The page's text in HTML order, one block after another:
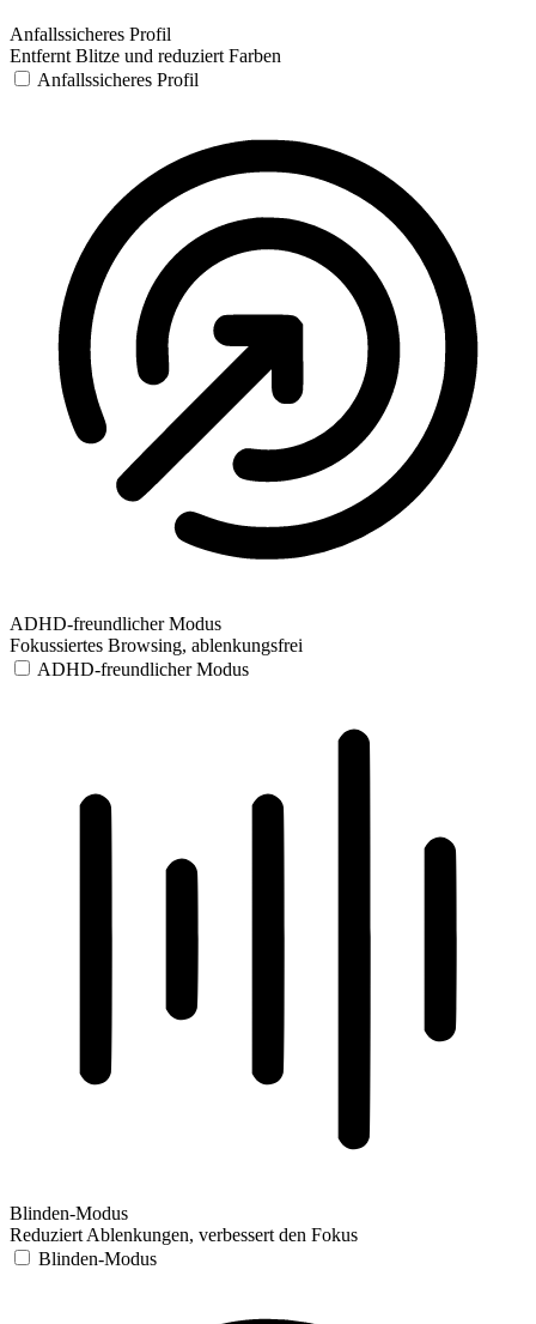
Anfallssicheres Profil
Entfernt Blitze und reduziert Farben
Anfallssicheres Profil
ADHD-freundlicher Modus
Fokussiertes Browsing, ablenkungsfrei
ADHD-freundlicher Modus
Blinden-Modus
Reduziert Ablenkungen, verbessert den Fokus
Blinden-Modus